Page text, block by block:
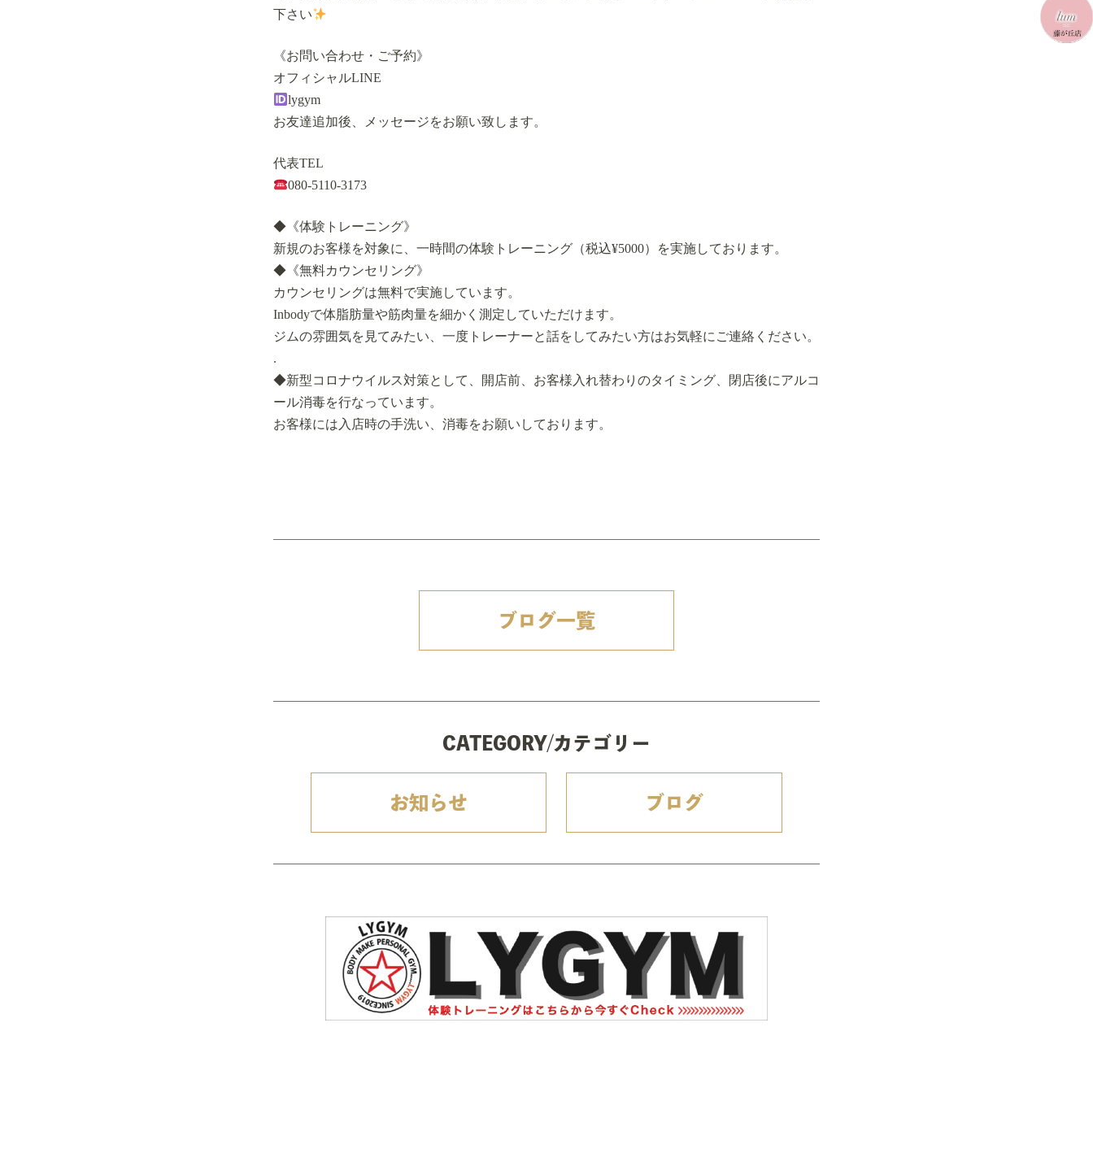
下さい
《お問い合わせ・ご予約》
オフィシャルLINE
lygym
お友達追加後、メッセージをお願い致します。
代表TEL
080-5110-3173
◆《体験トレーニング》
新規のお客様を対象に、一時間の体験トレーニング（税込¥5000）を実施しております。
◆《無料カウンセリング》
カウンセリングは無料で実施しています。
Inbodyで体脂肪量や筋肉量を細かく測定していただけます。
ジムの雰囲気を見てみたい、一度トレーナーと話をしてみたい方はお気軽にご連絡ください。
.
◆新型コロナウイルス対策として、開店前、お客様入れ替わりのタイミング、閉店後にアルコ
ール消毒を行なっています。
お客様には入店時の手洗い、消毒をお願いしております。
ブログ一覧
CATEGORY/カテゴリー
お知らせ ブログ